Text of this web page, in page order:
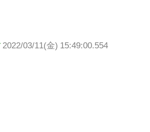
2022/03/11(金) 15:49:00.554